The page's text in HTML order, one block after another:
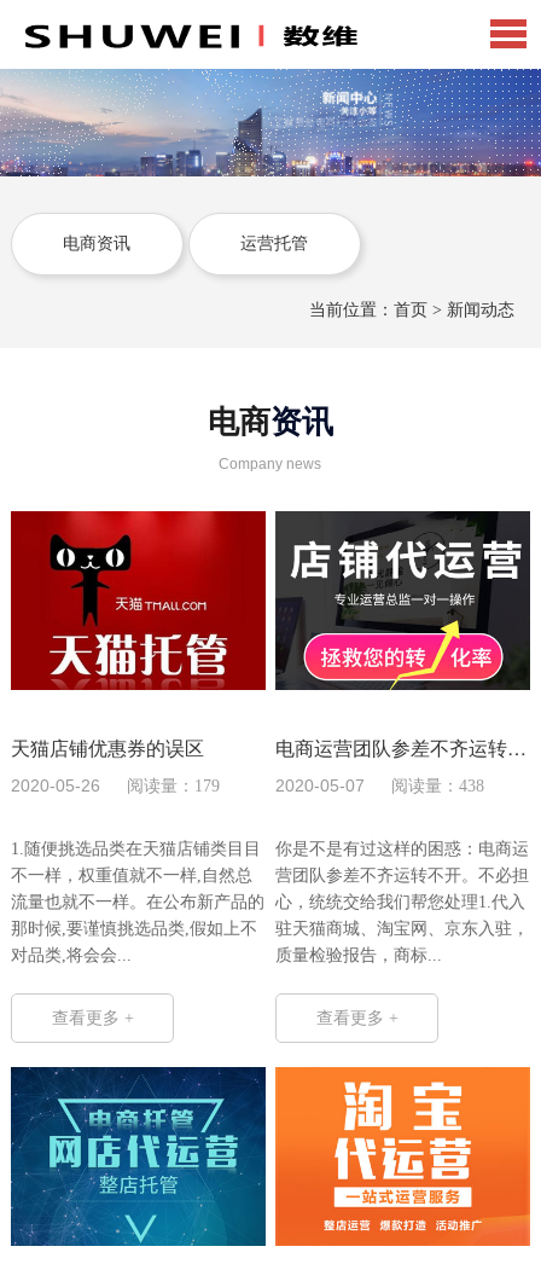
电商资讯 运营托管
当前位置：首页 > 新闻动态
电商资讯
Company news
天猫店铺优惠券的误区
2020-05-26 阅读量：179
1.随便挑选品类在天猫店铺类目目
不一样，权重值就不一样,自然总
流量也就不一样。在公布新产品的
那时候,要谨慎挑选品类,假如上不
对品类,将会会...
查看更多 +
电商运营团队参差不齐运转不开怎么
2020-05-07 阅读量：438
你是不是有过这样的困惑：电商运
营团队参差不齐运转不开。不必担
心，统统交给我们帮您处理1.代入
驻天猫商城、淘宝网、京东入驻，
质量检验报告，商标...
查看更多 +